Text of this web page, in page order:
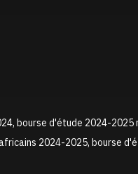
bourse d'étude 2024-2025
2024-2025, bourse